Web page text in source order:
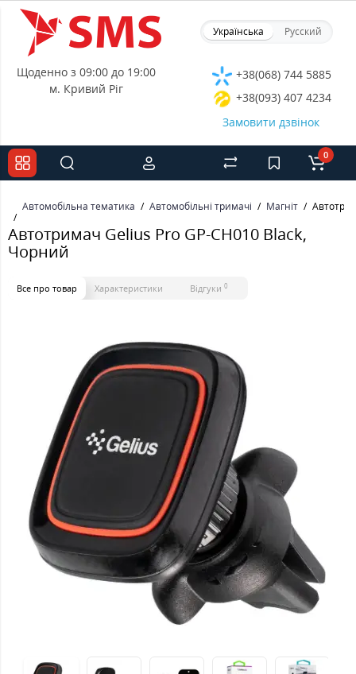
Українська Русский
Щоденно з 09:00 до 19:00
м. Кривий Ріг
+38(068) 744 5885
+38(093) 407 4234
Замовити дзвінок
0
Автомобільна тематика Автомобільні тримачі Магніт
Автотримач Gelius Pro GP-CH010 Black,
Чорний
Все про товар Характеристики Відгуки 0